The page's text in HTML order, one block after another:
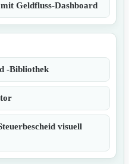
Geldfluss-Dashboard
-Bibliothek
visuell